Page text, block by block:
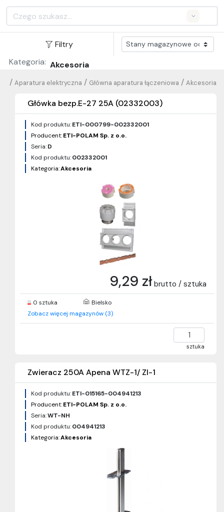
Search
Filtry
Kategoria: Akcesoria
Akcesoria
/
Główna aparatura łączeniowa
/
Aparatura elektryczna
/
Główka bezp.E-27 25A (02332003)
Kod produktu:ETI-000799-002332001
Producent:ETI-POLAM Sp. z o.o.
Seria:D
Kod produktu:002332001
Kategoria:Akcesoria
9,29 zł brutto / sztuka
0 sztuka
Bielsko
Zobacz więcej magazynów (3)
sztuka
Zwieracz 250A Apena WTZ-1/ ZI-1
Kod produktu:ETI-015165-004941213
Producent:ETI-POLAM Sp. z o.o.
Seria:WT-NH
Kod produktu:004941213
Kategoria:Akcesoria